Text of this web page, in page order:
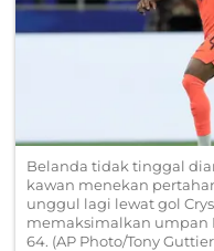
Belanda tidak tinggal
kawan menekan
unggul lagi lewat gol
memaksimalkan umpan
64. (AP Photo/Tony